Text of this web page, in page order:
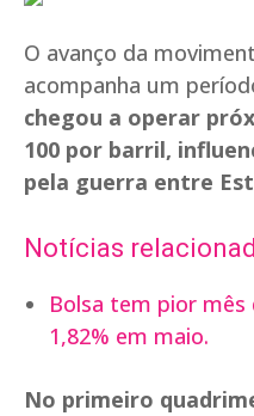
O avanço da
acompanha um
chegou a operar
100 por barril,
pela guerra entre
Notícias
Bolsa tem pior mês
1,82% em maio.
No primeiro